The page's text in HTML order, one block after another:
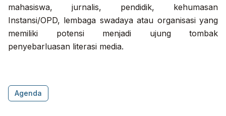
mahasiswa, jurnalis, pendidik, kehumasan
Instansi/OPD, lembaga swadaya atau organisasi yang
memiliki potensi menjadi ujung tombak
penyebarluasan literasi media.
Agenda